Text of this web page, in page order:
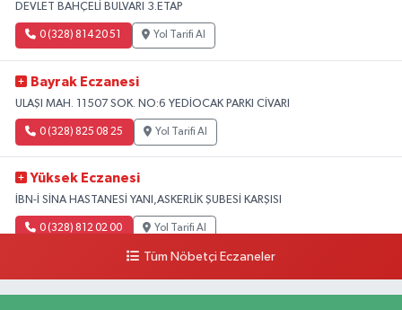
DEVLET BAHÇELİ BULVARI 3.ETAP
0 (328) 814 20 51 Yol Tarifi Al
Bayrak Eczanesi
ULAŞI MAH. 11507 SOK. NO:6 YEDİOCAK PARKI CİVARI
0 (328) 825 08 25 Yol Tarifi Al
Yüksek Eczanesi
İBN-İ SİNA HASTANESİ YANI,ASKERLİK ŞUBESİ KARŞISI
0 (328) 812 02 00 Yol Tarifi Al
Tüm Nöbetçi Eczaneler